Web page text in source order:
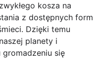
kosza na
z dostępnych form
Dzięki temu
planety i
gromadzeniu się